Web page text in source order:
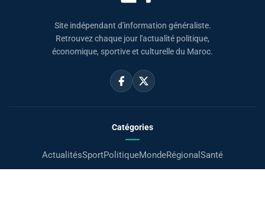
Site indépendant d'information généraliste.
Retrouvez chaque jour l'actualité politique,
économique, sportive et culturelle du Maroc.
Catégories
ActualitésSportPolitiqueMondeRégional Santé